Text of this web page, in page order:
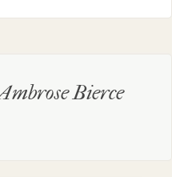
Bierce